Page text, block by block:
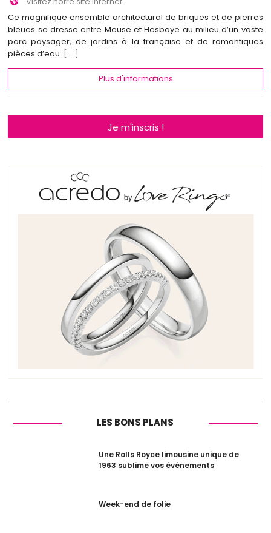
Ce magnifique ensemble architectural de briques et de pierres
bleues se dresse entre Meuse et Hesbaye au milieu d’un vaste
parc paysager, de jardins à la française et de romantiques
pièces d’eau.
[...]
Plus d'informations
Je m'inscris !
LES BONS PLANS
Une Rolls Royce limousine unique de
1963 sublime vos événements
Week-end de folie